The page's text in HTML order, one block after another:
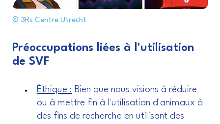
© 3Rs Centre Utrecht
Préoccupations liées à l'utilisation
de SVF
Éthique : Bien que nous visions à réduire
ou à mettre fin à l'utilisation d'animaux à
des fins de recherche en utilisant des